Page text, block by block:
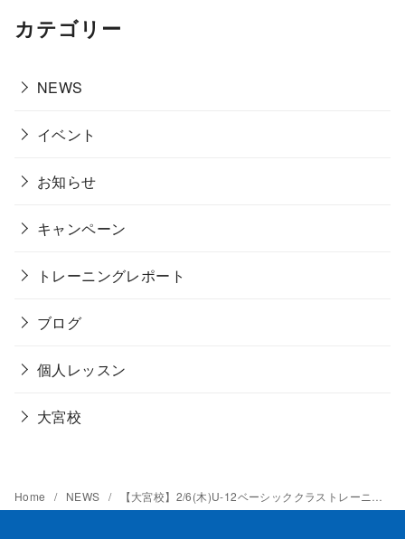
カテゴリー
NEWS
イベント
お知らせ
キャンペーン
トレーニングレポート
ブログ
個人レッスン
大宮校
Home NEWS 【大宮校】2/6(木)U-12ベーシッククラストレーニングレポート